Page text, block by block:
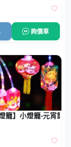
詢價車
籠】小燈籠-元宵節